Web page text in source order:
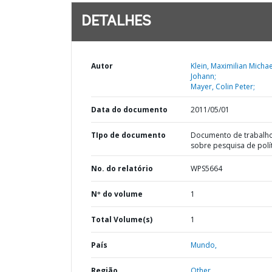
DETALHES
Autor
Klein, Maximilian
Johann;
Mayer, Colin Peter;
Data do documento 2011/05/01
TIpo de documento
Documento de
sobre pesquisa de
No. do relatório WPS5664
Nº do volume 1
Total Volume(s) 1
País Mundo,